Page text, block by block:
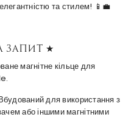
та стилем! 📱💼
запит ★
магнітне кільце для
для використання з
або іншими магнітними